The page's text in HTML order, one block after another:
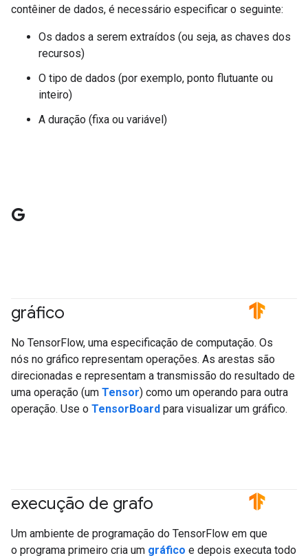
contêiner de dados, é necessário especificar o seguinte:
Os dados a serem extraídos (ou seja, as chaves dos
recursos)
O tipo de dados (por exemplo, ponto flutuante ou
inteiro)
A duração (fixa ou variável)
G
gráfico #TensorFlow
No TensorFlow, uma especificação de computação. Os
nós no gráfico representam operações. As arestas são
direcionadas e representam a transmissão do resultado de
uma operação (um Tensor) como um operando para outra
operação. Use o TensorBoard para visualizar um gráfico.
execução de grafo #TensorFlow
Um ambiente de programação do TensorFlow em que
o programa primeiro cria um gráfico e depois executa todo